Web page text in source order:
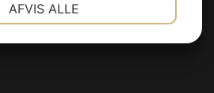
AFVIS ALLE